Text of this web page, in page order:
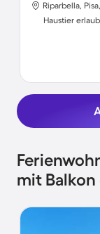
Riparbella,
Haustier
mit Balkon